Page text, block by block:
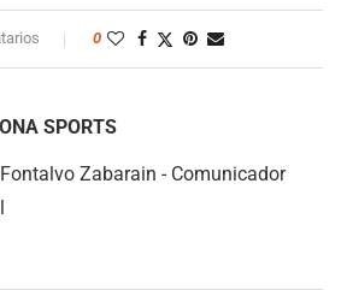
0
SPORTS
Zabarain - Comunicador